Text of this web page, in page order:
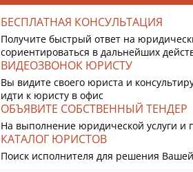
БЕСПЛАТНАЯ КОНСУЛЬТАЦИЯ
Получите быстрый ответ на
сориентироваться в дальнейших
ВИДЕОЗВОНОК ЮРИСТУ
Вы видите своего юриста и
идти к юристу в офис
ОБЪЯВИТЕ СОБСТВЕННЫЙ ТЕНДЕР
На выполнение юридической услуги и
КАТАЛОГ ЮРИСТОВ
Поиск исполнителя для решения